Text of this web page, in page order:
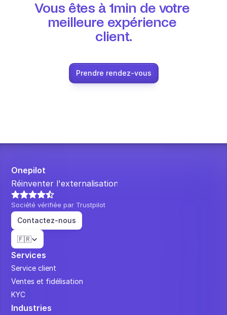
Vous êtes à 1min de votre
meilleure expérience
client.
Prendre rendez-vous
Onepilot
Réinventer l'externalisation.
Société vérifiée par Trustpilot
Contactez-nous
Select Language
🇫🇷
Services
Service client
Ventes et fidélisation
KYC
Industries